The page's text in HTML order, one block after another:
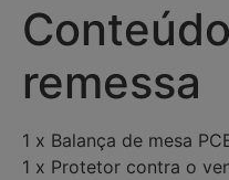
remessa
1 x Balança de mesa
1 x Protetor contra o